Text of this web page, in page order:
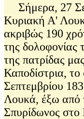
Σήμερα, 27
Κυριακή Α'
ακριβώς 190
της
της πατρίδας
Καποδίστρια, το
Σεπτεμβρίου
Λουκά, έξω από
Σπυρίδωνος στο